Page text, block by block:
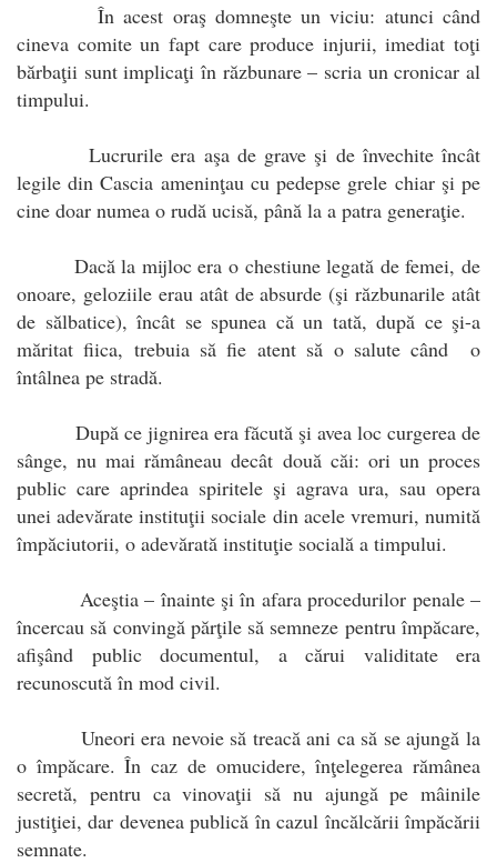
În acest oraş domneşte un viciu: atunci când
cineva comite un fapt care produce injurii, imediat toţi
bărbaţii sunt implicaţi în răzbunare – scria un cronicar al
timpului.
Lucrurile era aşa de grave şi de învechite încât
legile din Cascia ameninţau cu pedepse grele chiar şi pe
cine doar numea o rudă ucisă, până la a patra generaţie.
Dacă la mijloc era o chestiune legată de femei, de
onoare, geloziile erau atât de absurde (şi răzbunarile atât
de sălbatice), încât se spunea că un tată, după ce şi-a
măritat fiica, trebuia să fie atent să o salute când o
întâlnea pe stradă.
După ce jignirea era făcută şi avea loc curgerea de
sânge, nu mai rămâneau decât două căi: ori un proces
public care aprindea spiritele şi agrava ura, sau opera
unei adevărate instituţii sociale din acele vremuri, numită
împăciutorii, o adevărată instituţie socială a timpului.
Aceştia – înainte şi în afara procedurilor penale –
încercau să convingă părţile să semneze pentru împăcare,
afişând public documentul, a cărui validitate era
recunoscută în mod civil.
Uneori era nevoie să treacă ani ca să se ajungă la
o împăcare. În caz de omucidere, înţelegerea rămânea
secretă, pentru ca vinovaţii să nu ajungă pe mâinile
justiţiei, dar devenea publică în cazul încălcării împăcării
semnate.